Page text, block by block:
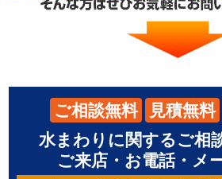
ご相談無料 見積無料
水まわりに関するご相
ご来店・お電話・メ